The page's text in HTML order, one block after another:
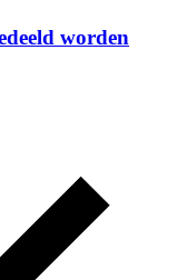
worden